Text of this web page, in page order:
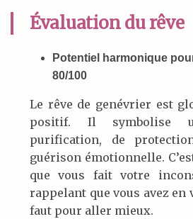
Évaluation du rêve
Potentiel harmonique
80/100
Le rêve de genévrier est
positif. Il symbolise
purification, de
guérison émotionnelle.
que vous fait votre
rappelant que vous avez en
faut pour aller mieux.